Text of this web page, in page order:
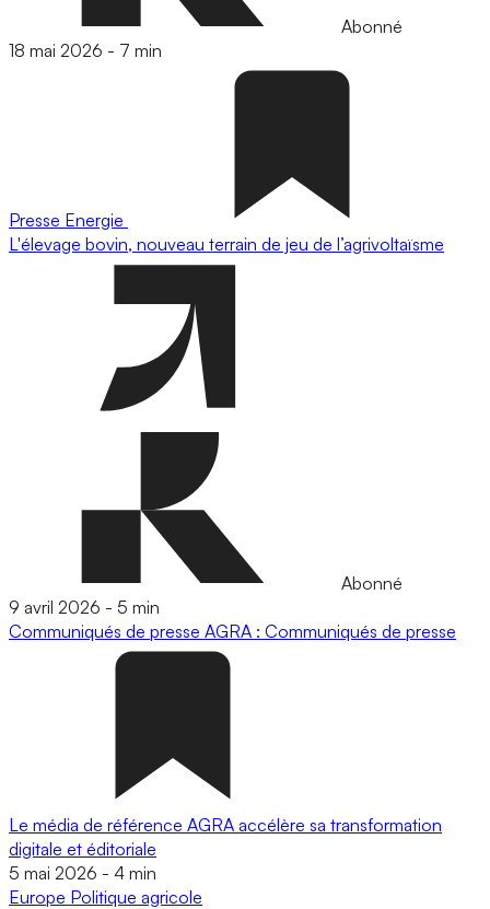
Abonné
18 mai 2026 - 7 min
Presse Energie
L'élevage bovin, nouveau terrain de jeu de l’agrivoltaïsme
Abonné
9 avril 2026 - 5 min
Communiqués de presse AGRA : Communiqués de presse
Le média de référence AGRA accélère sa transformation
digitale et éditoriale
5 mai 2026 - 4 min
Europe Politique agricole